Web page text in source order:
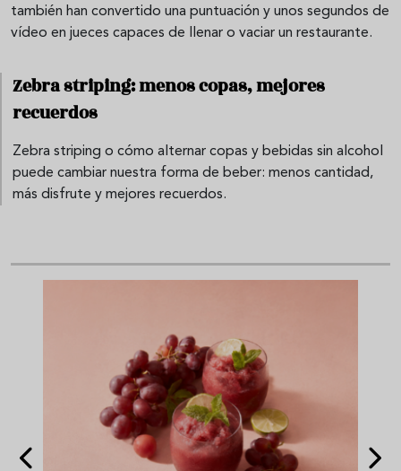
también han convertido una puntuación y unos segundos de
vídeo en jueces capaces de llenar o vaciar un restaurante.
Zebra striping: menos copas, mejores
recuerdos
Zebra striping o cómo alternar copas y bebidas sin alcohol
puede cambiar nuestra forma de beber: menos cantidad,
más disfrute y mejores recuerdos.